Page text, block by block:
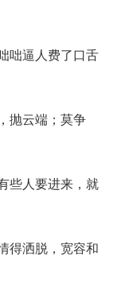
咄逼人费了口舌
抛云端；莫争
些人要进来，就
得洒脱，宽容和